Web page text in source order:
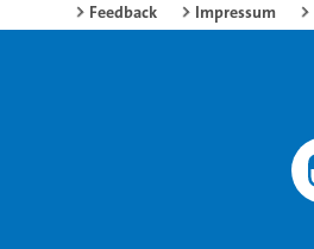
Feedback Impressum